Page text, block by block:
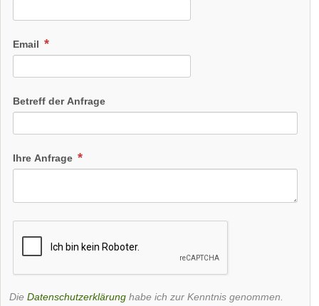
Email
Betreff der Anfrage
Ihre Anfrage
Die Datenschutzerklärung habe ich zur Kenntnis genommen.